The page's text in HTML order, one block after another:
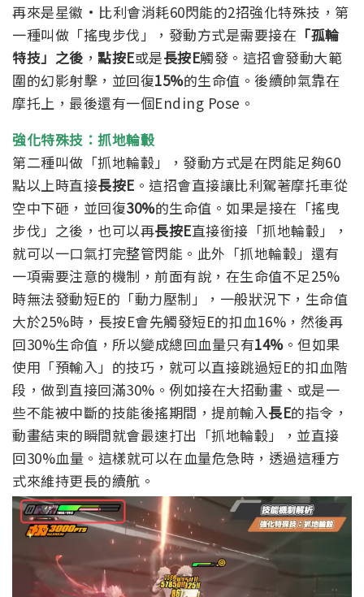
再來是星徽·比利會消耗60閃能的2招強化特殊技，第
一種叫做「搖曳步伐」，發動方式是需要接在 「孤輪
特技」之後 ， 點按E或是長按E觸發。這招會發動大範
圍的幻影射擊，並回復15%的生命值。後續帥氣靠在
摩托上，最後還有一個Ending Pose。
強化特殊技：抓地輪轂
第二種叫做「抓地輪轂」，發動方式是在閃能足夠60
點以上時直接長按E 。這招會直接讓比利駕著摩托車從
空中下砸，並回復30%的生命值。 如果是接在「搖曳
步伐」之後，也可以再長按E直接銜接「抓地輪轂」，
就可以一口氣打完整管閃能。 此外「抓地輪轂」還有
一項需要注意的機制，前面有說，在生命值不足25%
時無法發動短E的「動力壓制」，一般狀況下，生命值
大於25%時，長按E會先觸發短E的扣血16%，然後再
回30%生命值，所以變成總回血量只有14%。但如果
使用「預輸入」的技巧，就可以直接跳過短E的扣血階
段，做到直接回滿30%。 例如接在大招動畫、或是一
些不能被中斷的技能後搖期間，提前輸入長E的指令，
動畫結束的瞬間就會最速打出「抓地輪轂」，並直接
回30%血量。這樣就可以在血量危急時，透過這種方
式來維持更長的續航。